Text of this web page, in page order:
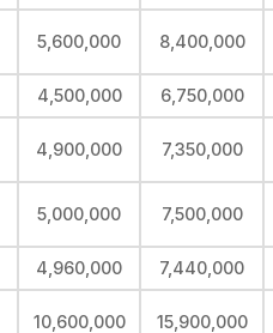
5,600,000 8,400,000
4,500,000 6,750,000
4,900,000 7,350,000
5,000,000 7,500,000
4,960,000 7,440,000
10,600,000 15,900,000